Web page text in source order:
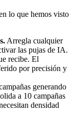
lo que hemos visto
Arregla cualquier
las pujas de IA.
recibe. El
por precisión y
generando
a 10 campañas
densidad